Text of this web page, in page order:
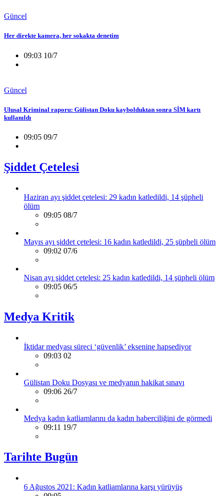
Güncel
Her direkte kamera, her sokakta denetim
09:03 10/7
Güncel
Ulusal Kriminal raporu: Gülistan Doku kaybolduktan sonra SİM kartı
kullanıldı
09:05 09/7
Şiddet Çetelesi
Haziran ayı şiddet çetelesi: 29 kadın katledildi, 14 şüpheli
ölüm
09:05 08/7
Mayıs ayı şiddet çetelesi: 16 kadın katledildi, 25 şüpheli ölüm
09:02 07/6
Nisan ayı şiddet çetelesi: 25 kadın katledildi, 14 şüpheli ölüm
09:05 06/5
Medya Kritik
İktidar medyası süreci ‘güvenlik’ eksenine hapsediyor
09:03 02
Gülistan Doku Dosyası ve medyanın hakikat sınavı
09:06 26/7
Medya kadın katliamlarını da kadın haberciliğini de görmedi
09:11 19/7
Tarihte Bugün
6 Ağustos 2021: Kadın katliamlarına karşı yürüyüş